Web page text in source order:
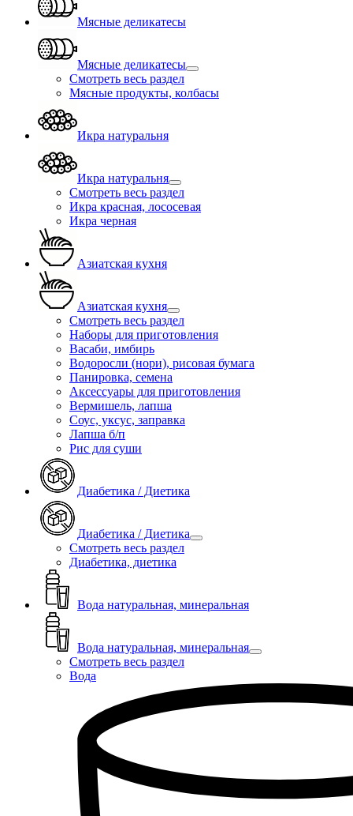
Мясные деликатесы
Мясные деликатесы
Смотреть весь раздел
Мясные продукты, колбасы
Икра натуральня
Икра натуральня
Смотреть весь раздел
Икра красная, лососевая
Икра черная
Азиатская кухня
Азиатская кухня
Смотреть весь раздел
Наборы для приготовления
Васаби, имбирь
Водоросли (нори), рисовая бумага
Панировка, семена
Аксессуары для приготовления
Вермишель, лапша
Соус, уксус, заправка
Лапша б/п
Рис для суши
Диабетика / Диетика
Диабетика / Диетика
Смотреть весь раздел
Диабетика, диетика
Вода натуральная, минеральная
Вода натуральная, минеральная
Смотреть весь раздел
Вода